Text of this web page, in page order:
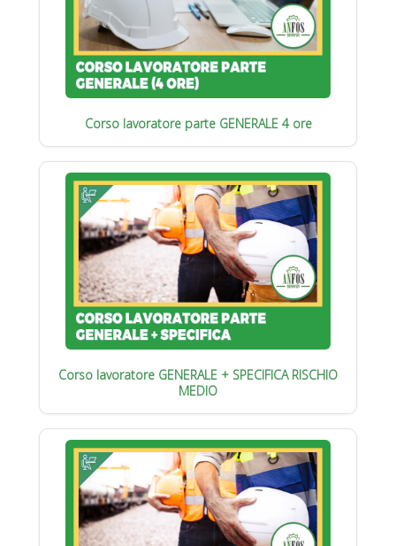
Corso lavoratore parte GENERALE 4 ore
Corso lavoratore GENERALE + SPECIFICA RISCHIO
MEDIO